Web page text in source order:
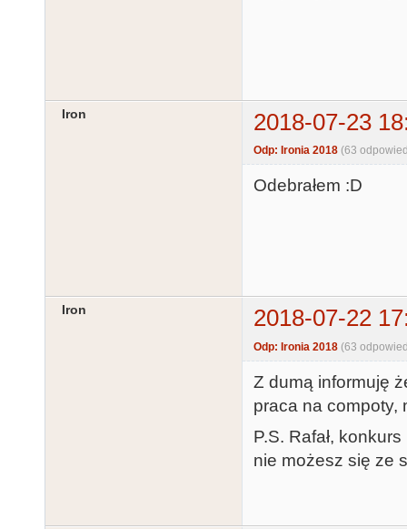
Iron 2018-07-23
Odp: Ironia 2018 (63
Odebrałem :D
Iron 2018-07-22
Odp: Ironia 2018 (63
Z dumą informuję
praca na compoty,
P.S. Rafał,
nie możesz się ze